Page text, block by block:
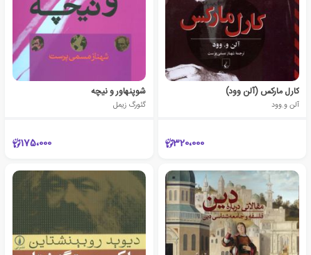
کارل مارکس (آلن وود)
آلن و.وود
320،000
شوپنهاور و نیچه
گئورگ زیمل
175،000